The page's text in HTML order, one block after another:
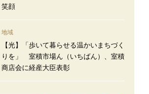
笑顔
地域
【光】「歩いて暮らせる温かいまちづく
りを」 室積市場ん（いちばん）、室積
商店会に経産大臣表彰